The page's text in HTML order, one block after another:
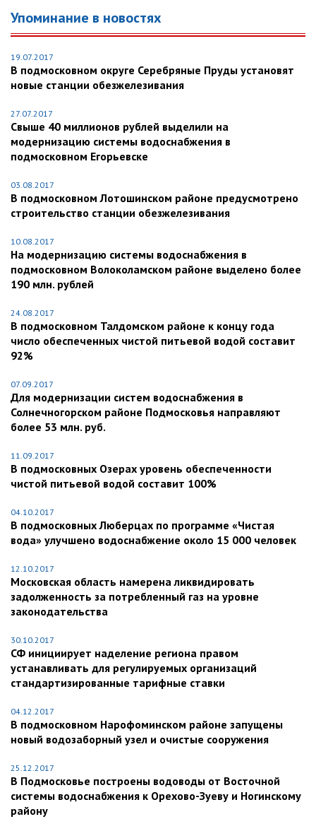
Упоминание в новостях
19.07.2017
В подмосковном округе Серебряные Пруды установят
новые станции обезжелезивания
27.07.2017
Свыше 40 миллионов рублей выделили на
модернизацию системы водоснабжения в
подмосковном Егорьевске
03.08.2017
В подмосковном Лотошинском районе предусмотрено
строительство станции обезжелезивания
10.08.2017
На модернизацию системы водоснабжения в
подмосковном Волоколамском районе выделено более
190 млн. рублей
24.08.2017
В подмосковном Талдомском районе к концу года
число обеспеченных чистой питьевой водой составит
92%
07.09.2017
Для модернизации систем водоснабжения в
Солнечногорском районе Подмосковья направляют
более 53 млн. руб.
11.09.2017
В подмосковных Озерах уровень обеспеченности
чистой питьевой водой составит 100%
04.10.2017
В подмосковных Люберцах по программе «Чистая
вода» улучшено водоснабжение около 15 000 человек
12.10.2017
Московская область намерена ликвидировать
задолженность за потребленный газ на уровне
законодательства
30.10.2017
СФ инициирует наделение региона правом
устанавливать для регулируемых организаций
стандартизированные тарифные ставки
04.12.2017
В подмосковном Нарофоминском районе запущены
новый водозаборный узел и очистые сооружения
25.12.2017
В Подмосковье построены водоводы от Восточной
системы водоснабжения к Орехово-Зуеву и Ногинскому
району